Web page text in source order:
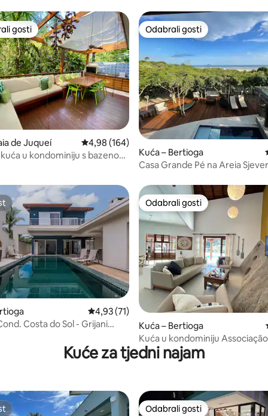
recenzija: 87
rangiranima s oznakom „Odabrali gosti”
gosti
de Juqueí Prosječna ocjena: 4,98/5, recenzija: 164
4,98 (164)
u kondominiju s bazenom
Odabrali gosti
Odabrali gosti
Kuća – Bertioga
Casa Grande Pé na Areia
recenzija: 122
Prosječna ocjena: 4,93/5, recenzija: 71
4,93 (71)
Costa do Sol - Grijani
Odabrali gosti
Odabrali gosti
Kuća – Bertioga
Kuća u kondominiju
de Guaratuba
Kuće za tjedni najam
Odabrali gosti